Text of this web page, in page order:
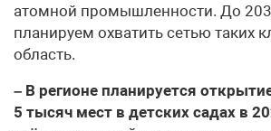
атомной промышленности. До
планируем охватить сетью таких
область.
– В регионе планируется
5 тысяч мест в детских садах в